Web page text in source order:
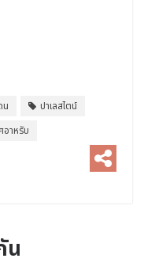
น
ปาเลสไตน์
อาหรับ
น